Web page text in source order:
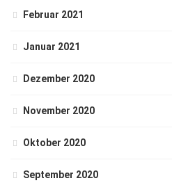
Februar 2021
Januar 2021
Dezember 2020
November 2020
Oktober 2020
September 2020